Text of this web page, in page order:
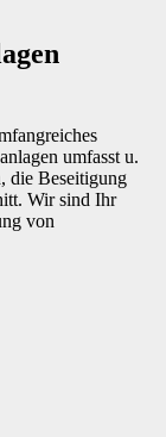
umfasst u.
die Beseitigung
Wir sind Ihr
von